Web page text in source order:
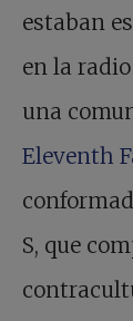
estaban
en la
una
Eleventh
S, que